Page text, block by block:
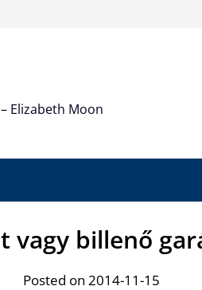
Elizabeth Moon
vagy billenő
Posted on 2014-11-15